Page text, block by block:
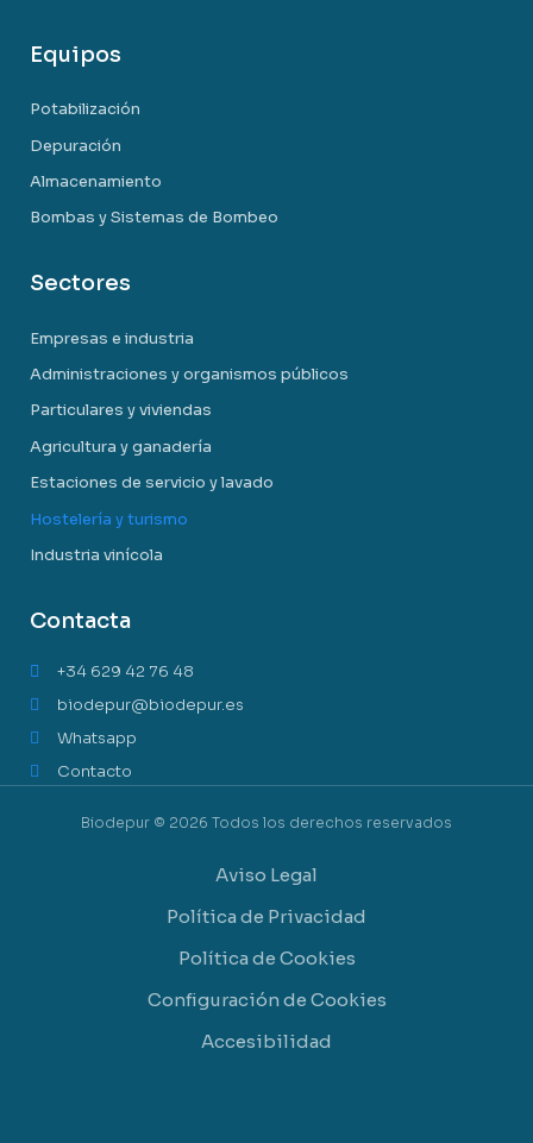
Equipos
Potabilización
Depuración
Almacenamiento
Bombas y Sistemas de Bombeo
Sectores
Empresas e industria
Administraciones y organismos públicos
Particulares y viviendas
Agricultura y ganadería
Estaciones de servicio y lavado
Hostelería y turismo
Industria vinícola
Contacta
+34 629 42 76 48
biodepur@biodepur.es
Whatsapp
Contacto
Biodepur © 2026 Todos los derechos reservados
Aviso Legal
Política de Privacidad
Política de Cookies
Configuración de Cookies
Accesibilidad